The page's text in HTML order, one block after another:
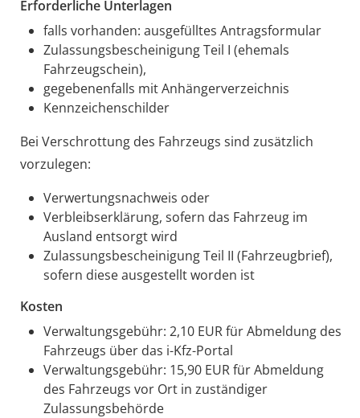
Erforderliche Unterlagen
falls vorhanden: ausgefülltes Antragsformular
Zulassungsbescheinigung Teil I (ehemals
Fahrzeugschein),
gegebenenfalls mit Anhängerverzeichnis
Kennzeichenschilder
Bei Verschrottung des Fahrzeugs sind zusätzlich
vorzulegen:
Verwertungsnachweis oder
Verbleibserklärung, sofern das Fahrzeug im
Ausland entsorgt wird
Zulassungsbescheinigung Teil II (Fahrzeugbrief),
sofern diese ausgestellt worden ist
Kosten
Verwaltungsgebühr: 2,10 EUR für Abmeldung des
Fahrzeugs über das i-Kfz-Portal
Verwaltungsgebühr: 15,90 EUR für Abmeldung
des Fahrzeugs vor Ort in zuständiger
Zulassungsbehörde